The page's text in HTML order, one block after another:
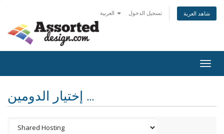
تسجيل الدخول شاهد العربة
إختيار الدومين ...